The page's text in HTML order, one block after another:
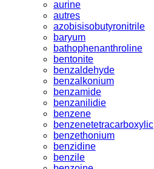
aurine
autres
azobisisobutyronitrile
baryum
bathophenanthroline
bentonite
benzaldehyde
benzalkonium
benzamide
benzanilidie
benzene
benzenetetracarboxylic
benzethonium
benzidine
benzile